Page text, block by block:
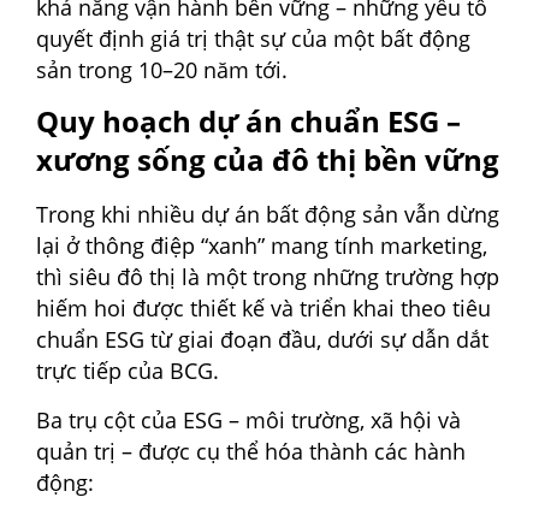
khả năng vận hành bền vững – những yếu tố
quyết định giá trị thật sự của một bất động
sản trong 10–20 năm tới.
Quy hoạch dự án chuẩn ESG –
xương sống của đô thị bền vững
Trong khi nhiều dự án bất động sản vẫn dừng
lại ở thông điệp “xanh” mang tính marketing,
thì siêu đô thị là một trong những trường hợp
hiếm hoi được thiết kế và triển khai theo tiêu
chuẩn ESG từ giai đoạn đầu, dưới sự dẫn dắt
trực tiếp của BCG.
Ba trụ cột của ESG – môi trường, xã hội và
quản trị – được cụ thể hóa thành các hành
động: